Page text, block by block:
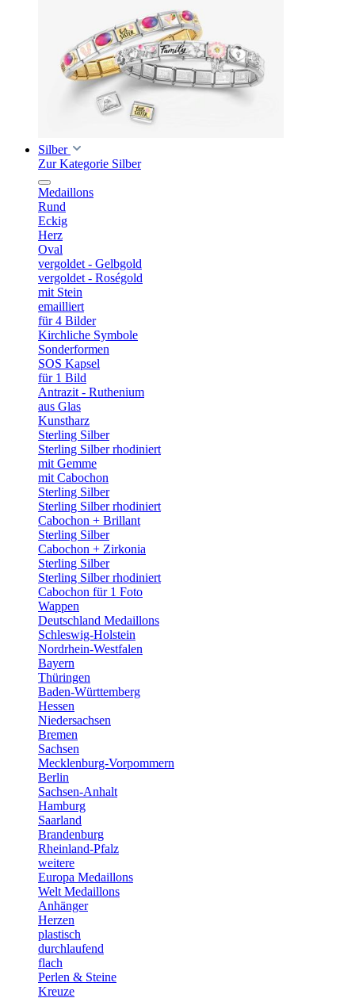
Silber
Zur Kategorie Silber
Medaillons
Rund
Eckig
Herz
Oval
vergoldet - Gelbgold
vergoldet - Roségold
mit Stein
emailliert
für 4 Bilder
Kirchliche Symbole
Sonderformen
SOS Kapsel
für 1 Bild
Antrazit - Ruthenium
aus Glas
Kunstharz
Sterling Silber
Sterling Silber rhodiniert
mit Gemme
mit Cabochon
Sterling Silber
Sterling Silber rhodiniert
Cabochon + Brillant
Sterling Silber
Cabochon + Zirkonia
Sterling Silber
Sterling Silber rhodiniert
Cabochon für 1 Foto
Wappen
Deutschland Medaillons
Schleswig-Holstein
Nordrhein-Westfalen
Bayern
Thüringen
Baden-Württemberg
Hessen
Niedersachsen
Bremen
Sachsen
Mecklenburg-Vorpommern
Berlin
Sachsen-Anhalt
Hamburg
Saarland
Brandenburg
Rheinland-Pfalz
weitere
Europa Medaillons
Welt Medaillons
Anhänger
Herzen
plastisch
durchlaufend
flach
Perlen & Steine
Kreuze